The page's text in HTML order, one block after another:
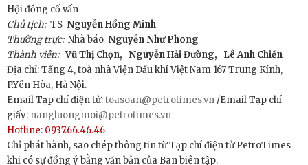
Hội đồng cố vấn
Chủ tịch:TS Nguyễn Hồng Minh
Thường trực: Nhà báo Nguyễn Như Phong
Thành viên: Vũ Thị Chọn, Nguyễn Hải Đường,
Lê Anh Chiến
Địa chỉ: Tầng 4, toà nhà Viện Dầu khí Việt Nam 167 Trung Kính,
P.Yên Hòa, Hà Nội.
Email Tạp chí điện tử:toasoan@petrotimes.vn /Email Tạp chí
giấy: nangluongmoi@petrotimes.vn
Hotline: 0937.66.46.46
Chỉ phát hành, sao chép thông tin từ Tạp chí điện tử PetroTimes
khi có sự đồng ý bằng văn bản của Ban biên tập.